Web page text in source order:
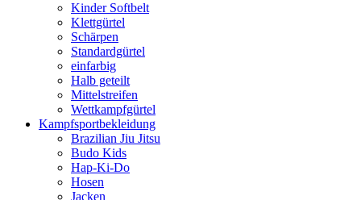
Kinder Softbelt
Klettgürtel
Schärpen
Standardgürtel
einfarbig
Halb geteilt
Mittelstreifen
Wettkampfgürtel
Kampfsportbekleidung
Brazilian Jiu Jitsu
Budo Kids
Hap-Ki-Do
Hosen
Jacken